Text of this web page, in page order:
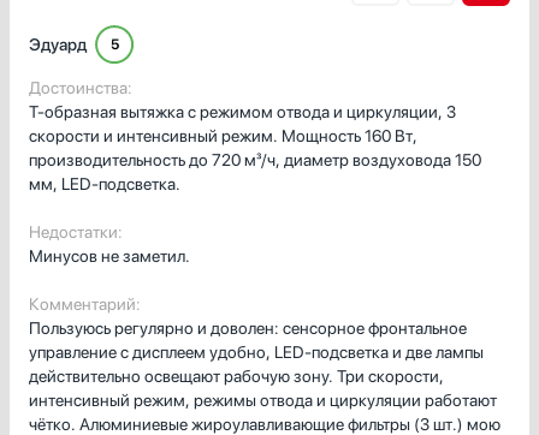
Эдуард 5
Достоинства:
Т-образная вытяжка с режимом отвода и циркуляции, 3
скорости и интенсивный режим. Мощность 160 Вт,
производительность до 720 м³/ч, диаметр воздуховода 150
мм, LED-подсветка.
Недостатки:
Минусов не заметил.
Комментарий:
Пользуюсь регулярно и доволен: сенсорное фронтальное
управление с дисплеем удобно, LED-подсветка и две лампы
действительно освещают рабочую зону. Три скорости,
интенсивный режим, режимы отвода и циркуляции работают
чётко. Алюминиевые жироулавливающие фильтры (3 шт.) мою